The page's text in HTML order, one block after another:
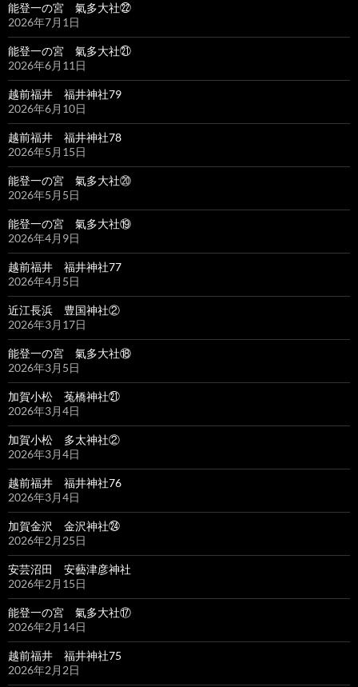
能登一の宮 氣多大社㉒
2026年7月1日
能登一の宮 氣多大社㉑
2026年6月11日
越前福井 福井神社79
2026年6月10日
越前福井 福井神社78
2026年5月15日
能登一の宮 氣多大社⑳
2026年5月5日
能登一の宮 氣多大社⑲
2026年4月9日
越前福井 福井神社77
2026年4月5日
近江長浜 豊国神社②
2026年3月17日
能登一の宮 氣多大社⑱
2026年3月5日
加賀小松 菟橋神社㉑
2026年3月4日
加賀小松 多太神社②
2026年3月4日
越前福井 福井神社76
2026年3月4日
加賀金沢 金沢神社㉔
2026年2月25日
安芸沼田 安藝津彦神社
2026年2月15日
能登一の宮 氣多大社⑰
2026年2月14日
越前福井 福井神社75
2026年2月2日